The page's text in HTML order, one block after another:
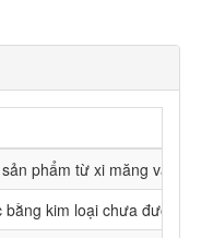
phẩm từ xi măng và
bằng kim loại chưa được